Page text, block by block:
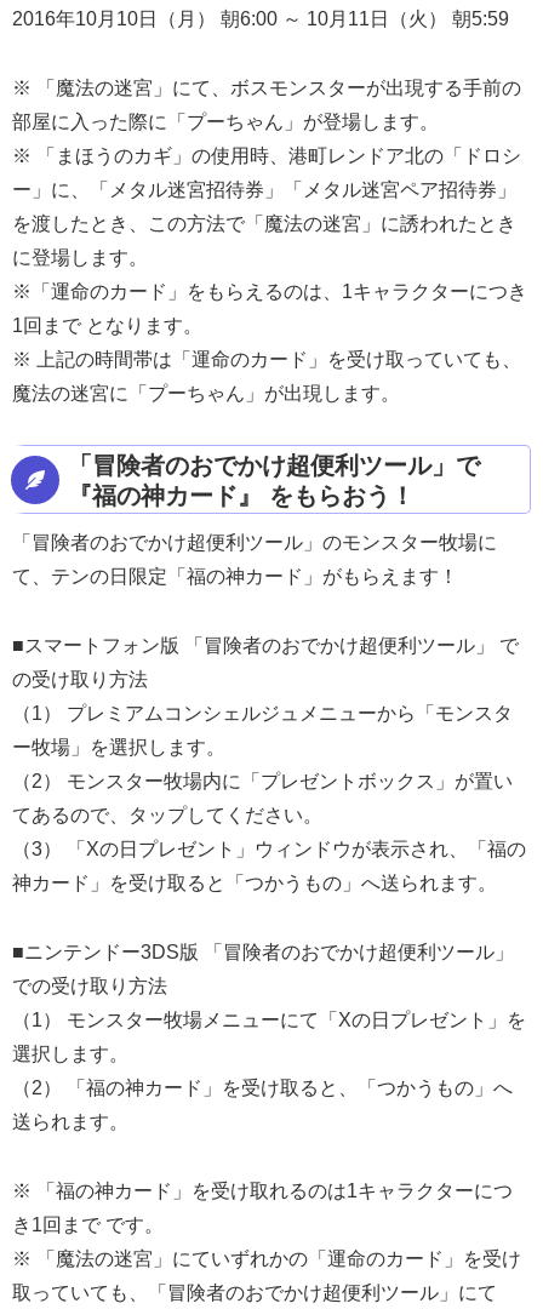
2016年10月10日（月） 朝6:00 ～ 10月11日（火） 朝5:59
※ 「魔法の迷宮」にて、ボスモンスターが出現する手前の
部屋に入った際に「プーちゃん」が登場します。
※ 「まほうのカギ」の使用時、港町レンドア北の「ドロシ
ー」に、「メタル迷宮招待券」「メタル迷宮ペア招待券」
を渡したとき、この方法で「魔法の迷宮」に誘われたとき
に登場します。
※「運命のカード」をもらえるのは、1キャラクターにつき
1回まで となります。
※ 上記の時間帯は「運命のカード」を受け取っていても、
魔法の迷宮に「プーちゃん」が出現します。
「冒険者のおでかけ超便利ツール」で
『福の神カード』 をもらおう！
「冒険者のおでかけ超便利ツール」のモンスター牧場に
て、テンの日限定「福の神カード」がもらえます！
■スマートフォン版 「冒険者のおでかけ超便利ツール」 で
の受け取り方法
（1） プレミアムコンシェルジュメニューから「モンスタ
ー牧場」を選択します。
（2） モンスター牧場内に「プレゼントボックス」が置い
てあるので、タップしてください。
（3） 「Xの日プレゼント」ウィンドウが表示され、「福の
神カード」を受け取ると「つかうもの」へ送られます。
■ニンテンドー3DS版 「冒険者のおでかけ超便利ツール」
での受け取り方法
（1） モンスター牧場メニューにて「Xの日プレゼント」を
選択します。
（2） 「福の神カード」を受け取ると、「つかうもの」へ
送られます。
※ 「福の神カード」を受け取れるのは1キャラクターにつ
き1回まで です。
※ 「魔法の迷宮」にていずれかの「運命のカード」を受け
取っていても、「冒険者のおでかけ超便利ツール」にて